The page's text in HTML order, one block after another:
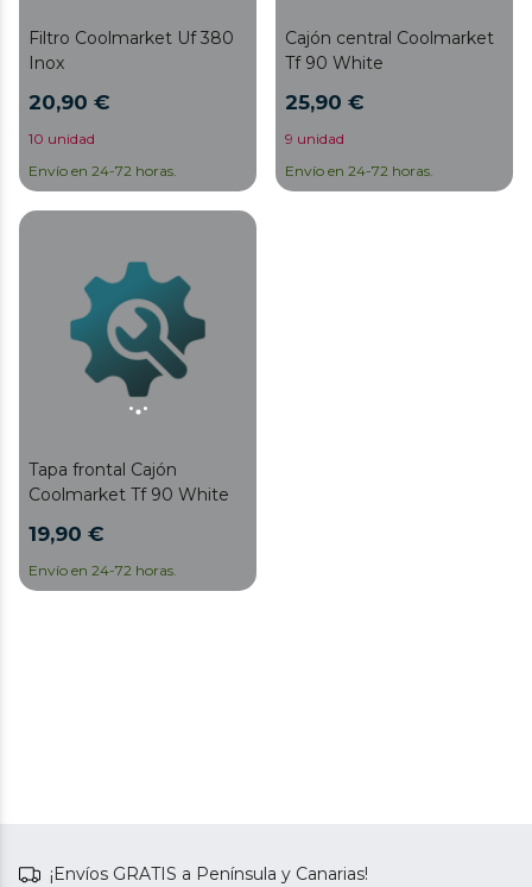
Filtro Coolmarket Uf 380
Inox
20,90 €
10 unidad
Envío en 24-72 horas.
Cajón central Coolmarket
Tf 90 White
25,90 €
9 unidad
Envío en 24-72 horas.
Tapa frontal Cajón
Coolmarket Tf 90 White
19,90 €
Envío en 24-72 horas.
¡Envíos GRATIS a Península y Canarias!